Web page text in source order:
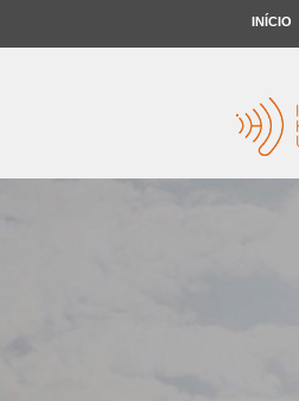
INÍCIO